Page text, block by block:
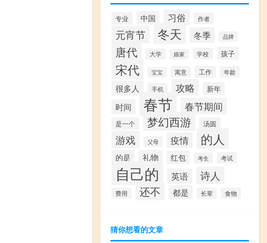
专业 中国 习俗 作者
元宵节 冬天 冬季 品牌
唐代 大学 娘家 学校 孩子
宋代 宝宝 寓意 工作 年龄
很多人 手机 攻略 新年
时间 春节 春节期间
是一个 梦幻西游 汤圆
游戏 父母 疫情 的人
的是 礼物 红包 考生 考试
自己的 英语 诗人
费用 还不 都是 长辈 食物
猜你想看的文章